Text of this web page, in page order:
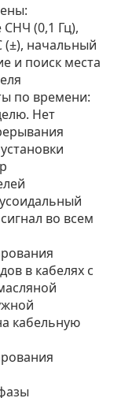
(0,1 Гц),
(±), начальный
и поиск места
по времени:
Нет
во всем
в кабелях с
кабельную